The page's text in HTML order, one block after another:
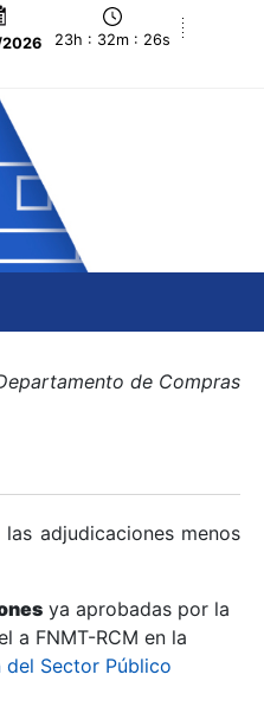
23h : 32m : 26s
de Compras
adjudicaciones menos
ya aprobadas por la
a FNMT-RCM en la
Sector Público